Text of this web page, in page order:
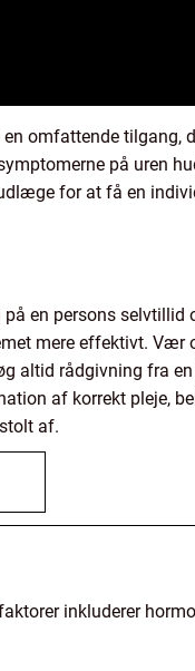
omfattende tilgang,
på uren
for at få en
en persons
mere effektivt.
altid rådgivning fra
af korrekt pleje,
af.
inkluderer